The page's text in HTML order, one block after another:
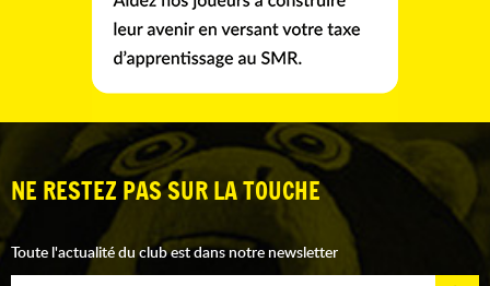
NE RESTEZ PAS SUR LA TOUCHE
Toute l'actualité du club est dans notre newsletter